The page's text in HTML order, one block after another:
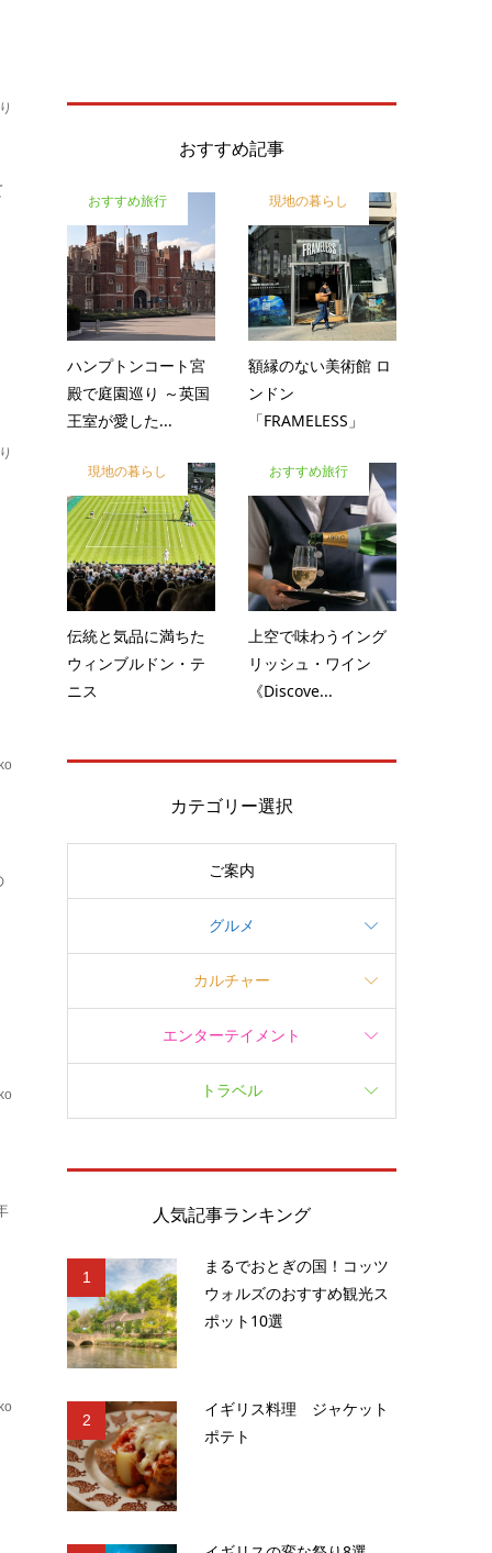
おすすめ記事
おすすめ旅行
ハンプトンコート宮
殿で庭園巡り ～英国
王室が愛した...
現地の暮らし
額縁のない美術館 ロ
ンドン
「FRAMELESS」
現地の暮らし
伝統と気品に満ちた
ウィンブルドン・テ
ニス
おすすめ旅行
上空で味わうイング
リッシュ・ワイン
《Discove...
カテゴリー選択
ご案内
グルメ
カルチャー
エンターテイメント
トラベル
人気記事ランキング
1
まるでおとぎの国！コッツ
ウォルズのおすすめ観光ス
ポット10選
2
イギリス料理 ジャケット
ポテト